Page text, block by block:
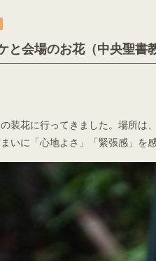
と会場のお花（中央聖書
装花に行ってきました。場所は
いに「心地よさ」「緊張感」を感